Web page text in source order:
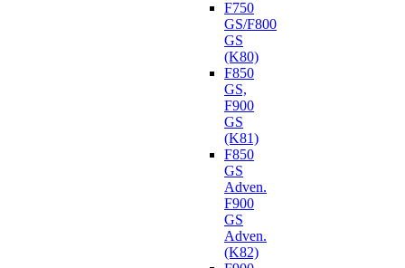
F750
GS/F800
GS
(K80)
F850
GS,
F900
GS
(K81)
F850
GS
Adven.
F900
GS
Adven.
(K82)